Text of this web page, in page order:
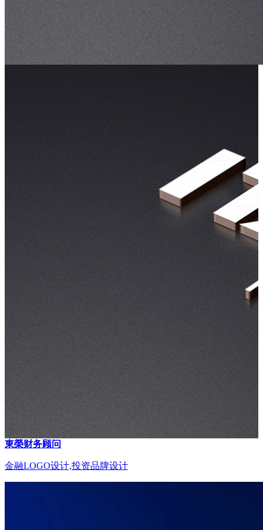
東榮财务顾问
金融LOGO设计,投资品牌设计